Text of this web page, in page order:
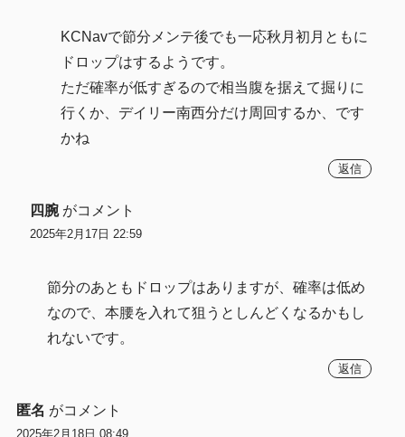
KCNavで節分メンテ後でも一応秋月初月ともに
ドロップはするようです。
ただ確率が低すぎるので相当腹を据えて掘りに
行くか、デイリー南西分だけ周回するか、です
かね
返信
四腕 がコメント
2025年2月17日 22:59
節分のあともドロップはありますが、確率は低め
なので、本腰を入れて狙うとしんどくなるかもし
れないです。
返信
匿名 がコメント
2025年2月18日 08:49